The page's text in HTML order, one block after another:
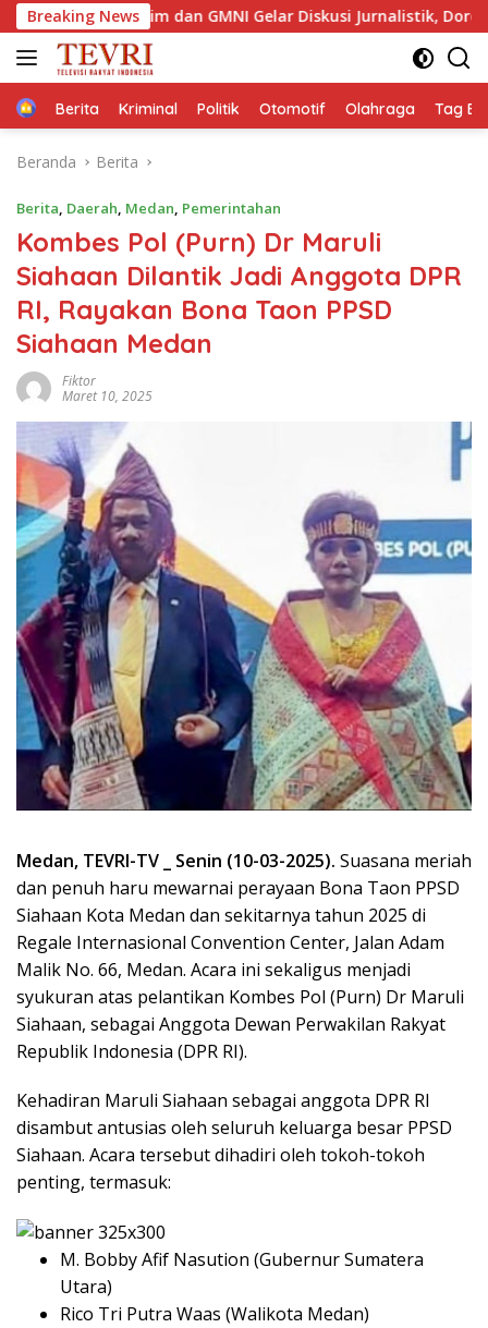
Langsung
ke
konten
Breaking News
dan GMNI Gelar Diskusi Jurnalistik, Dorong Gen Z Kritis
HomeBerita Kriminal Politik Otomotif Olahraga Tag
Beranda Berita
Berita, Daerah, Medan, Pemerintahan
Kombes Pol (Purn) Dr Maruli
Siahaan Dilantik Jadi Anggota DPR
RI, Rayakan Bona Taon PPSD
Siahaan Medan
Fiktor
Maret 10, 2025
Medan, TEVRI-TV _ Senin (10-03-2025). Suasana meriah
dan penuh haru mewarnai perayaan Bona Taon PPSD
Siahaan Kota Medan dan sekitarnya tahun 2025 di
Regale Internasional Convention Center, Jalan Adam
Malik No. 66, Medan. Acara ini sekaligus menjadi
syukuran atas pelantikan Kombes Pol (Purn) Dr Maruli
Siahaan, sebagai Anggota Dewan Perwakilan Rakyat
Republik Indonesia (DPR RI).
Kehadiran Maruli Siahaan sebagai anggota DPR RI
disambut antusias oleh seluruh keluarga besar PPSD
Siahaan. Acara tersebut dihadiri oleh tokoh-tokoh
penting, termasuk:
M. Bobby Afif Nasution (Gubernur Sumatera
Utara)
Rico Tri Putra Waas (Walikota Medan)